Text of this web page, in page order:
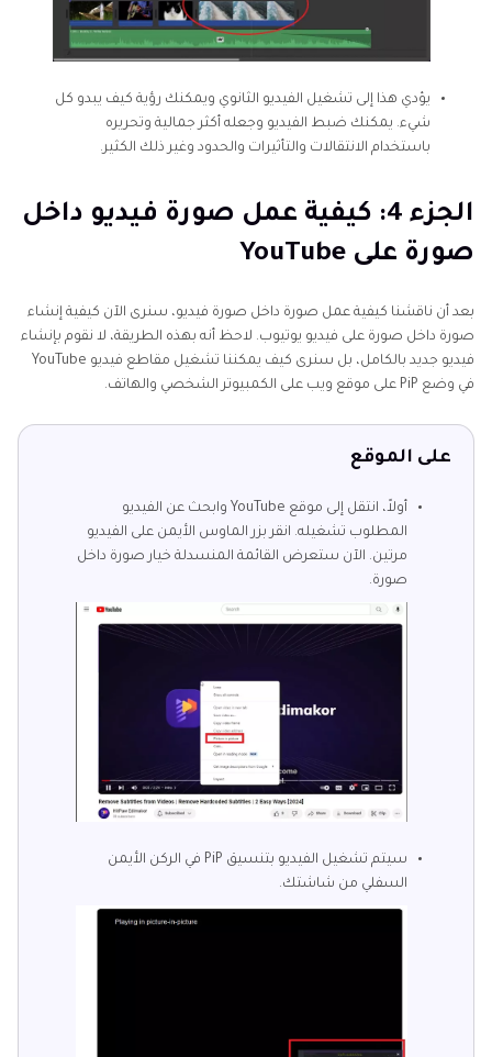
يؤدي هذا إلى تشغيل الفيديو الثانوي ويمكنك رؤية كيف يبدو كل
شيء. يمكنك ضبط الفيديو وجعله أكثر جمالية وتحريره
باستخدام الانتقالات والتأثيرات والحدود وغير ذلك الكثير.
الجزء 4: كيفية عمل صورة فيديو داخل
صورة على YouTube
بعد أن ناقشنا كيفية عمل صورة داخل صورة فيديو، سنرى الآن كيفية إنشاء
صورة داخل صورة على فيديو يوتيوب. لاحظ أنه بهذه الطريقة، لا نقوم بإنشاء
فيديو جديد بالكامل، بل سنرى كيف يمكننا تشغيل مقاطع فيديو YouTube
في وضع PiP على موقع ويب على الكمبيوتر الشخصي والهاتف.
على الموقع
أولاً، انتقل إلى موقع YouTube وابحث عن الفيديو
المطلوب تشغيله. انقر بزر الماوس الأيمن على الفيديو
مرتين. الآن ستعرض القائمة المنسدلة خيار صورة داخل
صورة.
سيتم تشغيل الفيديو بتنسيق PiP في الركن الأيمن
السفلي من شاشتك.